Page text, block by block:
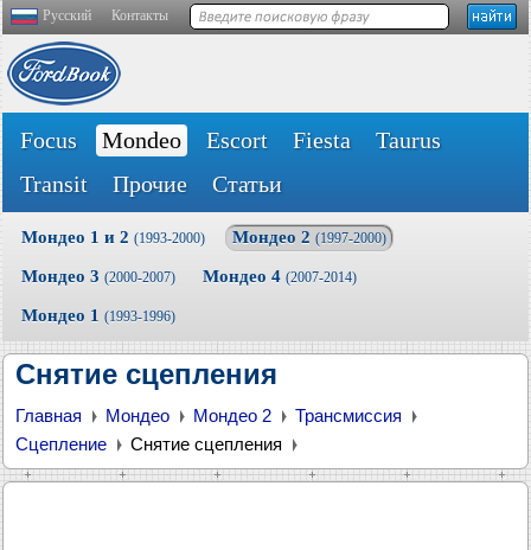
Русский Контакты
Focus Mondeo Escort Fiesta
Taurus
Transit
Прочие Статьи
Мондео 1 и 2 (1993-2000) Мондео 2 (1997-2000)
Мондео 3 (2000-2007) Мондео 4 (2007-2014)
Мондео 1 (1993-1996)
Снятие сцепления
Главная Мондео Мондео 2
Трансмиссия
Сцепление
Снятие сцепления